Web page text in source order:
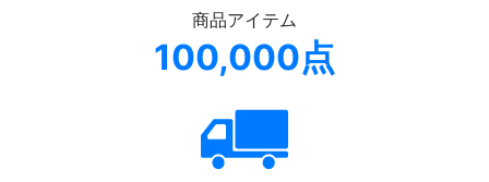
商品アイテム
100,000点